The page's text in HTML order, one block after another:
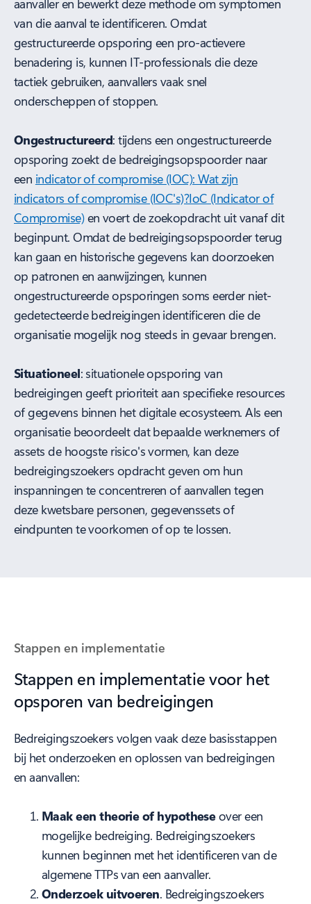
aanvaller en bewerkt deze methode om symptomen
van die aanval te identificeren. Omdat
gestructureerde opsporing een pro-actievere
benadering is, kunnen IT-professionals die deze
tactiek gebruiken, aanvallers vaak snel
onderscheppen of stoppen.
Ongestructureerd: tijdens een ongestructureerde
opsporing zoekt de bedreigingsopspoorder naar
een indicator of compromise (IOC): Wat zijn
indicators of compromise (IOC's)?IoC (Indicator of
Compromise)en voert de zoekopdracht uit vanaf dit
beginpunt. Omdat de bedreigingsopspoorder terug
kan gaan en historische gegevens kan doorzoeken
op patronen en aanwijzingen, kunnen
ongestructureerde opsporingen soms eerder niet-
gedetecteerde bedreigingen identificeren die de
organisatie mogelijk nog steeds in gevaar brengen.
Situationeel: situationele opsporing van
bedreigingen geeft prioriteit aan specifieke resources
of gegevens binnen het digitale ecosysteem. Als een
organisatie beoordeelt dat bepaalde werknemers of
assets de hoogste risico's vormen, kan deze
bedreigingszoekers opdracht geven om hun
inspanningen te concentreren of aanvallen tegen
deze kwetsbare personen, gegevenssets of
eindpunten te voorkomen of op te lossen.
Stappen en implementatie
Stappen en implementatie voor het
opsporen van bedreigingen
Bedreigingszoekers volgen vaak deze basisstappen
bij het onderzoeken en oplossen van bedreigingen
en aanvallen:
Maak een theorie of hypotheseover een
mogelijke bedreiging. Bedreigingszoekers
kunnen beginnen met het identificeren van de
algemene TTPs van een aanvaller.
Onderzoek uitvoeren. Bedreigingszoekers